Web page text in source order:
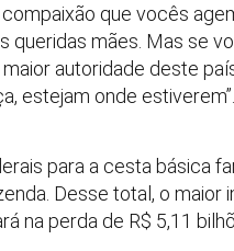
que vocês
queridas mães. Mas se
autoridade deste
estejam onde estiverem”.
para a cesta básica
Desse total, o
na perda de R$ 5,11